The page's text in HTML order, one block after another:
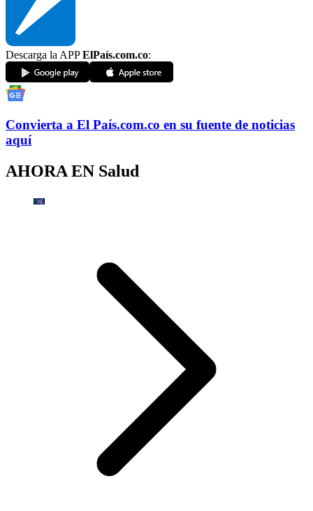
Descarga la APPElPaís.com.co:
Convierta a El País.com.co en su fuente de noticias
aquí
AHORA EN Salud